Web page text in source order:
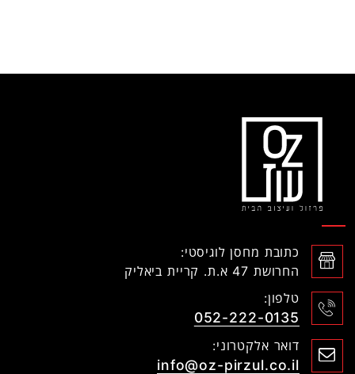
כתובת מחסן לוגיסטי:
החרושת 47 א.ת. קריית ביאליק
טלפון:
052-222-0135
דואר אלקטרוני:
info@oz-pirzul.co.il